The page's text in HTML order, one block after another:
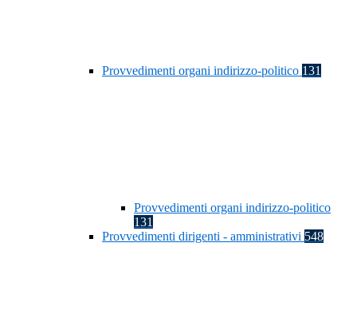
Provvedimenti organi indirizzo-politico 131
Provvedimenti organi indirizzo-politico
131
Provvedimenti dirigenti - amministrativi 548